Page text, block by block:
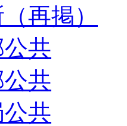
再掲）
共
共
共